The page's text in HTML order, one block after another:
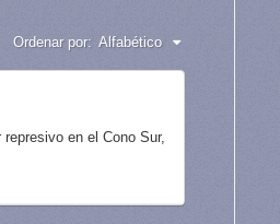
Ordenar por: Alfabético
en el Cono Sur,